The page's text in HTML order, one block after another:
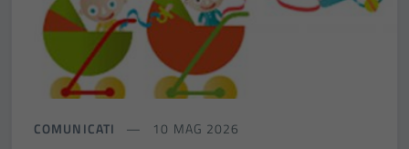
COMUNICATI 10 MAG 2026